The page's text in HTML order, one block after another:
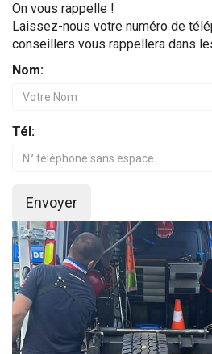
On vous rappelle !
Laissez-nous votre numéro de
conseillers vous rappellera dans
Nom:
Tél:
Envoyer